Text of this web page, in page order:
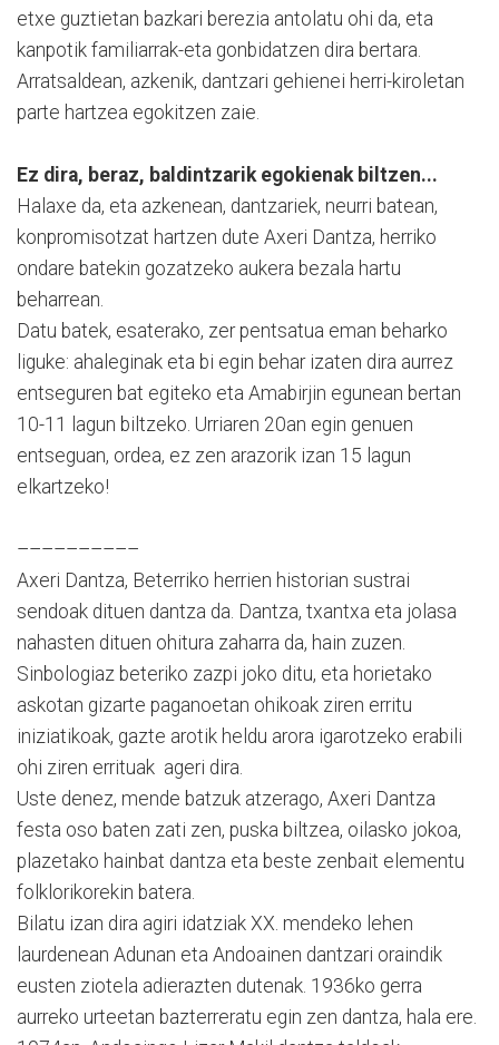
etxe guztietan bazkari berezia antolatu ohi da, eta
kanpotik familiarrak-eta gonbidatzen dira bertara.
Arratsaldean, azkenik, dantzari gehienei herri-kiroletan
parte hartzea egokitzen zaie.
Ez dira, beraz, baldintzarik egokienak biltzen...
Halaxe da, eta azkenean, dantzariek, neurri batean,
konpromisotzat hartzen dute Axeri Dantza, herriko
ondare batekin gozatzeko aukera bezala hartu
beharrean.
Datu batek, esaterako, zer pentsatua eman beharko
liguke: ahaleginak eta bi egin behar izaten dira aurrez
entseguren bat egiteko eta Amabirjin egunean bertan
10-11 lagun biltzeko. Urriaren 20an egin genuen
entseguan, ordea, ez zen arazorik izan 15 lagun
elkartzeko!
––––––––––
Axeri Dantza, Beterriko herrien historian sustrai
sendoak dituen dantza da. Dantza, txantxa eta jolasa
nahasten dituen ohitura zaharra da, hain zuzen.
Sinbologiaz beteriko zazpi joko ditu, eta horietako
askotan gizarte paganoetan ohikoak ziren erritu
iniziatikoak, gazte arotik heldu arora igarotzeko erabili
ohi ziren errituak ageri dira.
Uste denez, mende batzuk atzerago, Axeri Dantza
festa oso baten zati zen, puska biltzea, oilasko jokoa,
plazetako hainbat dantza eta beste zenbait elementu
folklorikorekin batera.
Bilatu izan dira agiri idatziak XX. mendeko lehen
laurdenean Adunan eta Andoainen dantzari oraindik
eusten ziotela adierazten dutenak. 1936ko gerra
aurreko urteetan bazterreratu egin zen dantza, hala ere.